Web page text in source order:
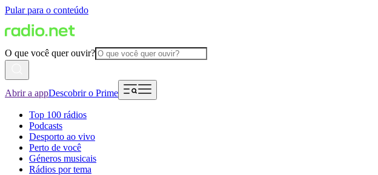
Pular para o conteúdo
O que você quer ouvir?
Abrir a appDescobrir o Prime
Top 100 rádios
Podcasts
Desporto ao vivo
Perto de você
Géneros musicais
Rádios por tema